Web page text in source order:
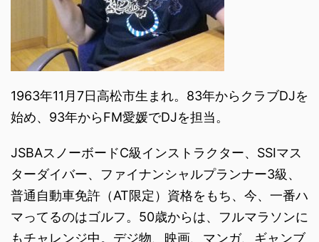
1963年11月7日高松市生まれ。83年からクラブDJを
始め、93年からFM愛媛でDJを担当。
JSBAスノーボードC級インストラクター、SSIマス
ターダイバー、ファイナンシャルプランナー3級、
普通自動車免許（AT限定）資格をもち、今、一番ハ
マってるのはゴルフ。50歳からは、フルマラソンに
もチャレンジ中。デジ物、映画、マンガ、ギャンブ